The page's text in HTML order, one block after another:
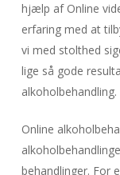
hjælp af Online
erfaring med at
vi med stolthed
lige så gode
alkoholbehandling.
Online
behandlinger. For